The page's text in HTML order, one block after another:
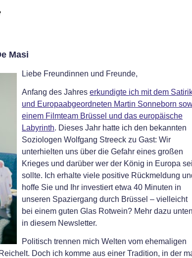
Masi
Liebe Freundinnen und Freunde,
Anfang des Jahres erkundigte ich mit dem
und Europaabgeordneten Martin Sonneborn
einem Filmteam Brüssel und das europäische
Labyrinth. Dieses Jahr hatte ich den bekannten
Soziologen Wolfgang Streeck zu Gast: Wir
unterhielten uns über die Gefahr eines großen
Krieges und darüber wer der König in Europa
sollte. Ich erhalte viele positive Rückmeldung
hoffe Sie und Ihr investiert etwa 40 Minuten in
unseren Spaziergang durch Brüssel – vielleicht
bei einem guten Glas Rotwein? Mehr dazu unten
in diesem Newsletter.
Politisch trennen mich Welten vom ehemaligen
Doch ich komme aus einer Tradition, in der